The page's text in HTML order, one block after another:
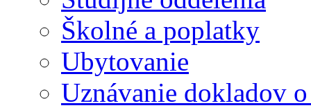
Školné a poplatky
Ubytovanie
Uznávanie dokladov